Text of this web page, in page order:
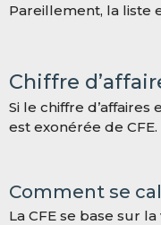
Pareillement, la liste
Chiffre
Si le chiffre d’affaires
est exonérée de CFE.
Comment se
La CFE se base sur